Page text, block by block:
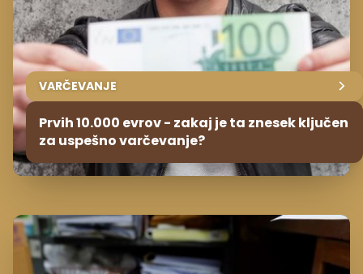
VARČEVANJE
Prvih 10.000 evrov - zakaj je ta znesek ključen
za uspešno varčevanje?